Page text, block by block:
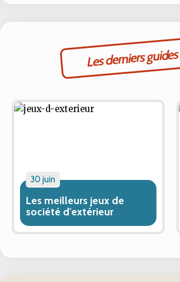
Les derniers guides
30 juin
Les meilleurs jeux de
société d'extérieur